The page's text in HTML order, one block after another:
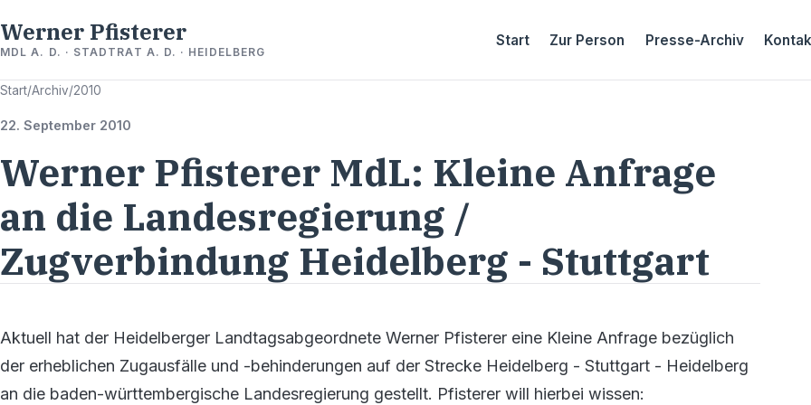
Werner Pfisterer
MDL A. D. · STADTRAT A. D. · HEIDELBERG
Start Zur Person Presse-Archiv
Start/Archiv/2010
22. September 2010
Werner Pfisterer MdL: Kleine Anfrage
an die Landesregierung /
Zugverbindung Heidelberg - Stuttgart
Aktuell hat der Heidelberger Landtagsabgeordnete Werner Pfisterer eine Kleine Anfrage bezüglich
der erheblichen Zugausfälle und -behinderungen auf der Strecke Heidelberg - Stuttgart - Heidelberg
an die baden-württembergische Landesregierung gestellt. Pfisterer will hierbei wissen: